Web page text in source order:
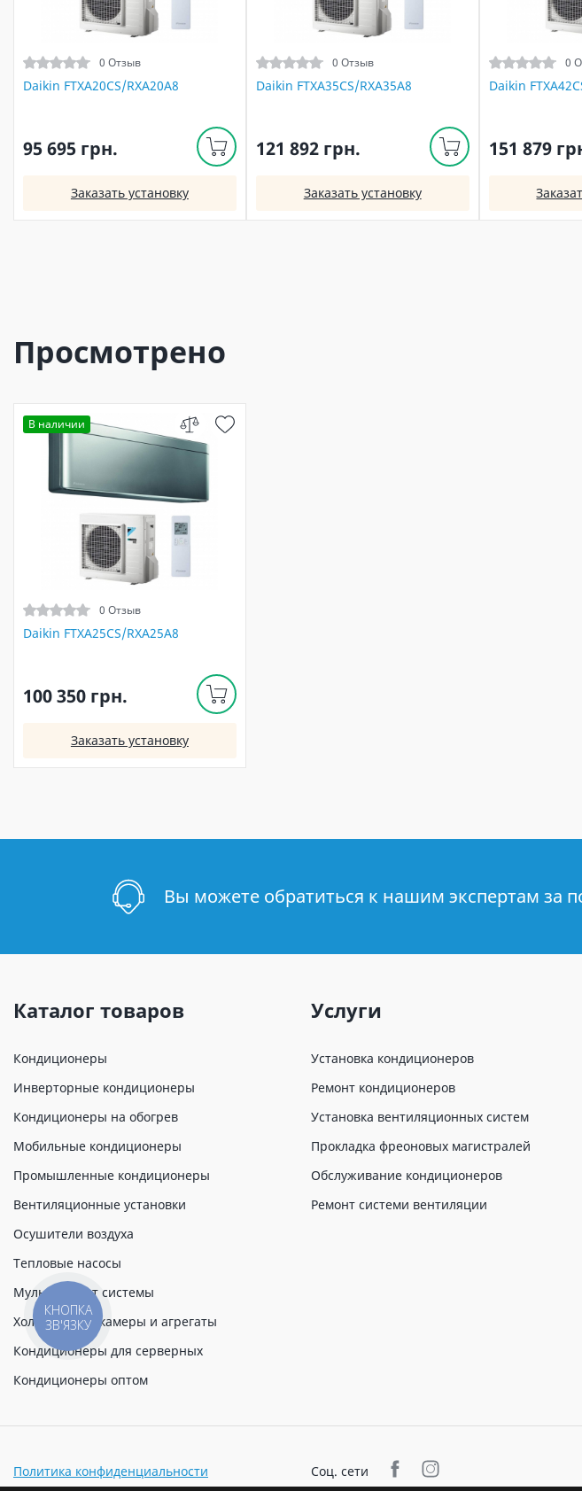
0 Отзыв
Daikin FTXA20CS/RXA20A8
95 695 грн.
Заказать установку
0 Отзыв
Daikin FTXA35CS/RXA35A8
121 892 грн.
Заказать установку
0
Daikin
151 879
Просмотрено
В наличии
0 Отзыв
Daikin FTXA25CS/RXA25A8
100 350 грн.
Заказать установку
Вы можете обратиться к нашим экспертам за
Каталог товаров
Кондиционеры
Инверторные кондиционеры
Кондиционеры на обогрев
Мобильные кондиционеры
Промышленные кондиционеры
Вентиляционные установки
Осушители воздуха
Тепловые насосы
Мульти сплит системы
Холодильные камеры и агрегаты
Кондиционеры для серверных
Кондиционеры оптом
Услуги
Установка кондиционеров
Ремонт кондиционеров
Установка вентиляционных систем
Прокладка фреоновых магистралей
Обслуживание кондиционеров
Ремонт системи вентиляции
Политика конфиденциальности Соц. сети
КНОПКА
ЗВ'ЯЗКУ